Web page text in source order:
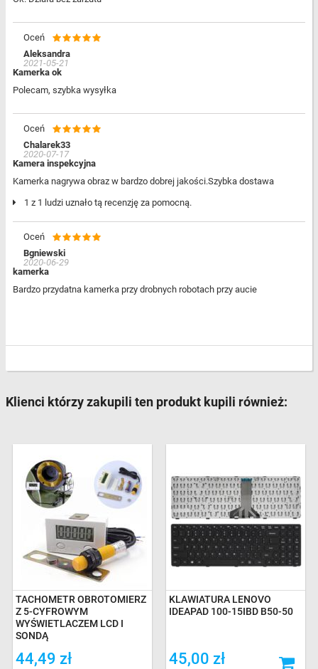
Oceń
Aleksandra
2021-05-21
Kamerka ok
Polecam, szybka wysyłka
Oceń
Chalarek33
2020-07-17
Kamera inspekcyjna
Kamerka nagrywa obraz w bardzo dobrej jakości.Szybka dostawa
1 z 1 ludzi uznało tą recenzję za pomocną.
Oceń
Bgniewski
2020-06-29
kamerka
Bardzo przydatna kamerka przy drobnych robotach przy aucie
Klienci którzy zakupili ten produkt kupili również:
TACHOMETR OBROTOMIERZ
Z 5-CYFROWYM
WYŚWIETLACZEM LCD I
SONDĄ
44,49 zł
KLAWIATURA LENOVO
IDEAPAD 100-15IBD B50-50
45,00 zł